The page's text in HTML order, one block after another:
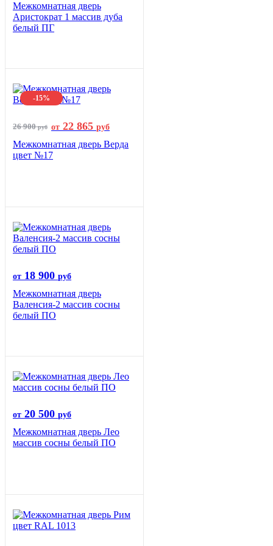
Межкомнатная дверь
Аристократ 1 массив дуба
белый ПГ
-15%
26 900руб от 22 865 руб
Межкомнатная дверь Верда
цвет №17
от 18 900 руб
Межкомнатная дверь
Валенсия-2 массив сосны
белый ПО
от 20 500 руб
Межкомнатная дверь Лео
массив сосны белый ПО